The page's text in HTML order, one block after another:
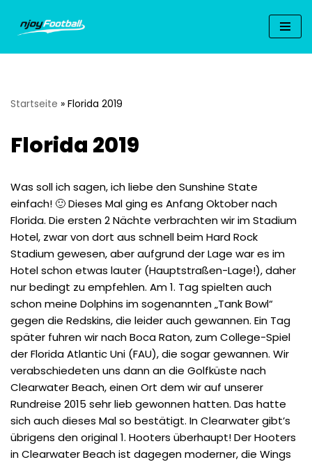
Zum
Inhalt
Startseite » Florida 2019
Florida 2019
Was soll ich sagen, ich liebe den Sunshine State
einfach! 🙂 Dieses Mal ging es Anfang Oktober nach
Florida. Die ersten 2 Nächte verbrachten wir im Stadium
Hotel, zwar von dort aus schnell beim Hard Rock
Stadium gewesen, aber aufgrund der Lage war es im
Hotel schon etwas lauter (Hauptstraßen-Lage!), daher
nur bedingt zu empfehlen. Am 1. Tag spielten auch
schon meine Dolphins im sogenannten „Tank Bowl“
gegen die Redskins, die leider auch gewannen. Ein Tag
später fuhren wir nach Boca Raton, zum College-Spiel
der Florida Atlantic Uni (FAU), die sogar gewannen. Wir
verabschiedeten uns dann an die Golfküste nach
Clearwater Beach, einen Ort dem wir auf unserer
Rundreise 2015 sehr lieb gewonnen hatten. Das hatte
sich auch dieses Mal so bestätigt. In Clearwater gibt’s
übrigens den original 1. Hooters überhaupt! Der Hooters
in Clearwater Beach ist dagegen moderner, die Wings